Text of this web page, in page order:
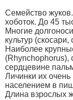
Семейство
хоботок. До 45
Многие
культур
Наиболее
(Rhynchophorus),
сердцевине
Личинки их
населением в
Длина взрослых